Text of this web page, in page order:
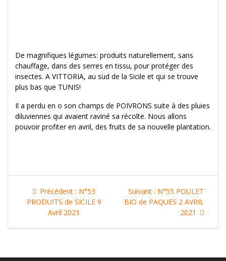
De magnifiques légumes: produits naturellement, sans
chauffage, dans des serres en tissu, pour protéger des
insectes. A VITTORIA, au sud de la Sicile et qui se trouve
plus bas que TUNIS!
Il a perdu en o son champs de POIVRONS suite à des pluies
diluviennes qui avaient raviné sa récolte. Nous allons
pouvoir profiter en avril, des fruits de sa nouvelle plantation.
Navigation
l’article
Précédent : Article
précédent
N°53
PRODUITS de SICILE 9
Avril 2021
Suivant : Article
suivant
N°55 POULET
BIO de PAQUES 2 AVRIL
2021